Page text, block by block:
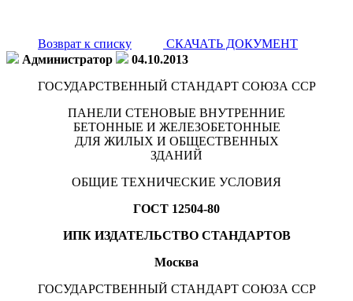
Возврат к списку
СКАЧАТЬ ДОКУМЕНТ
Администратор
04.10.2013
ГОСУДАРСТВЕННЫЙ СТАНДАРТ СОЮЗА ССР
ПАНЕЛИ СТЕНОВЫЕ ВНУТРЕННИЕ
БЕТОННЫЕ И ЖЕЛЕЗОБЕТОННЫЕ
ДЛЯ ЖИЛЫХ И ОБЩЕСТВЕННЫХ
ЗДАНИЙ
ОБЩИЕ ТЕХНИЧЕСКИЕ УСЛОВИЯ
ГОСТ 12504-80
ИПК ИЗДАТЕЛЬСТВО СТАНДАРТОВ
Москва
ГОСУДАРСТВЕННЫЙ СТАНДАРТ СОЮЗА ССР